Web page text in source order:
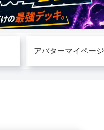
アバターマイページ